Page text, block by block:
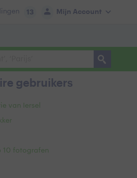
Mijn Account
13
gebruikers
van Iersel
10 fotografen